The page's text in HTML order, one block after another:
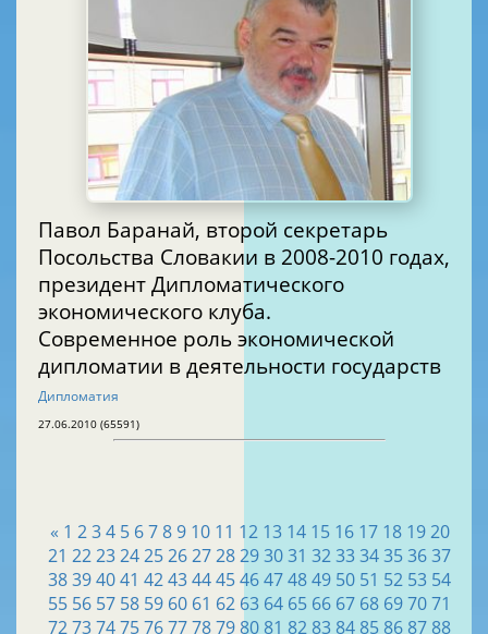
Павол Баранай, второй секретарь
Посольства Словакии в 2008-2010 годах,
президент Дипломатического
экономического клуба.
Современное роль экономической
дипломатии в деятельности государств
Дипломатия
27.06.2010 (65591)
« 1 2 3 4 5 6 7 8 9 10 11 12 13 14 15 16 17 18 19 20
21 22232425262728293031 323334353637
38394041 4243444546474849 50 51 52 53 54
55 56 57 58 59 60 61 62 63 64 65 66 67 68 697071
727374757677787980 81 82 83 84 85 86 87 88